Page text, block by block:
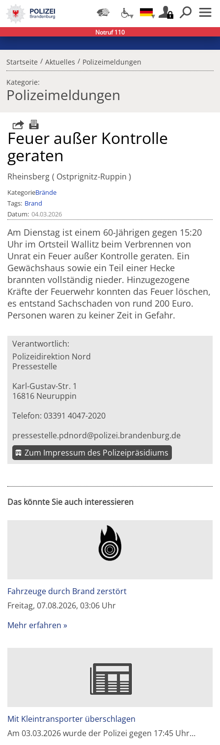
Startseite / Aktuelles / Polizeimeldungen
Kategorie:
Polizeimeldungen
Feuer außer Kontrolle
geraten
Rheinsberg Ostprignitz-Ruppin
KategorieBrände
Tags Brand
Datum 04.03.2026
Am Dienstag ist einem 60-Jährigen gegen 15:20
Uhr im Ortsteil Wallitz beim Verbrennen von
Unrat ein Feuer außer Kontrolle geraten. Ein
Gewächshaus sowie ein Teil einer Hecke
brannten vollständig nieder. Hinzugezogene
Kräfte der Feuerwehr konnten das Feuer löschen,
es entstand Sachschaden von rund 200 Euro.
Personen waren zu keiner Zeit in Gefahr.
Verantwortlich:
Polizeidirektion Nord
Pressestelle
Karl-Gustav-Str. 1
16816 Neuruppin
Telefon: 03391 4047-2020
pressestelle.pdnord@polizei.brandenburg.de
Zum Impressum des Polizeipräsidiums
Das könnte Sie auch interessieren
Fahrzeuge durch Brand zerstört
Freitag, 07.08.2026, 03:06 Uhr
Mehr erfahren
Mit Kleintransporter überschlagen
Am 03.03.2026 wurde der Polizei gegen 17:45 Uhr…
Notruf 110